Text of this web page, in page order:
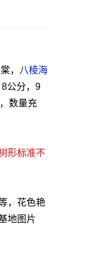
，
八棱海
公分，9
数量充
形标准不
，花色艳
地图片